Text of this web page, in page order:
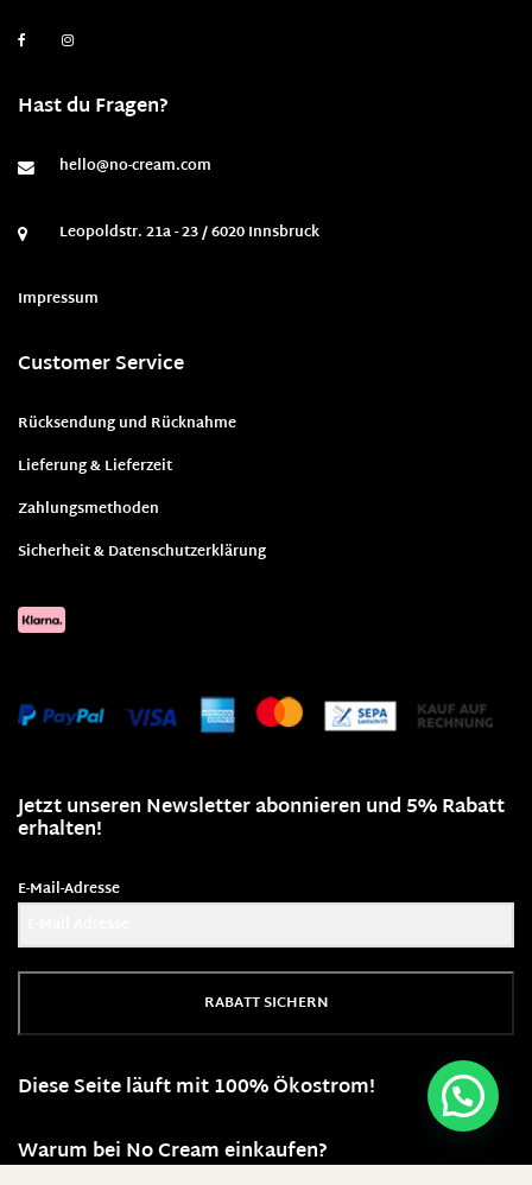
Hast du Fragen?
hello@no-cream.com
Leopoldstr. 21a - 23 / 6020 Innsbruck
Impressum
Customer Service
Rücksendung und Rücknahme
Lieferung & Lieferzeit
Zahlungsmethoden
Sicherheit & Datenschutzerklärung
Jetzt unseren Newsletter abonnieren und 5% Rabatt
erhalten!
E-Mail-Adresse
RABATT SICHERN
Diese Seite läuft mit 100% Ökostrom!
Warum bei No Cream einkaufen?